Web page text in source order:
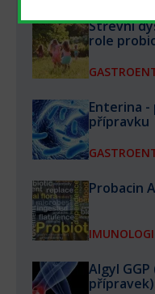
Střevní
role
Enterina
přípravku
Probacin
Algyl